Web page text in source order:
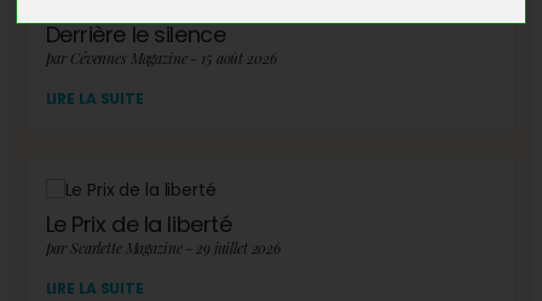
Derrière le silence
par Cévennes Magazine - 15 août 2026
LIRE LA SUITE
Le Prix de la liberté
par Scarlette Magazine - 29 juillet 2026
LIRE LA SUITE